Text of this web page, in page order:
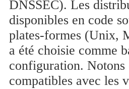
DNSSEC). Les
disponibles en code
plates-formes (Unix,
a été choisie comme
configuration. Notons
compatibles avec les